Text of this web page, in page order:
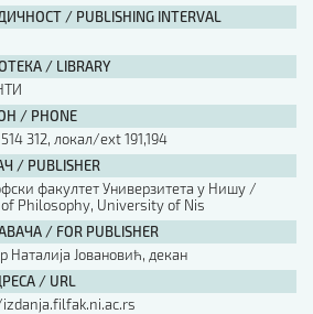
/ PUBLISHING INTERVAL
/ LIBRARY
/ PHONE
312, локал/ext 191,194
/ PUBLISHER
факултет Универзитета у Нишу /
Philosophy, University of Nis
/ FOR PUBLISHER
Наталија Јовановић, декан
/ URL